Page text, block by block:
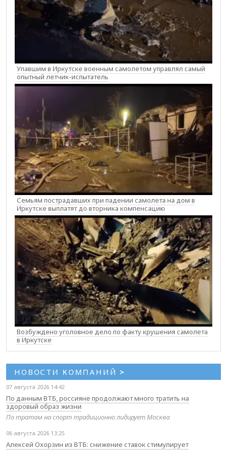
Упавшим в Иркутске военным самолетом управлял самый
опытный летчик-испытатель
Семьям пострадавших при падении самолета на дом в
Иркутске выплатят до вторника компенсацию
Возбуждено уголовное дело по факту крушения самолета
в Иркутске
НОВОСТИ КОМПАНИЙ >
07 августа 2026 14:42
По данным ВТБ, россияне продолжают много тратить на
здоровый образ жизни
По тратам на спорт традиционно лидирует Москва
06 августа 2026 13:25
Алексей Охорзин из ВТБ: снижение ставок стимулирует